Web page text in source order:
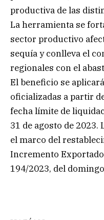
productiva de las
La herramienta se
sector productivo
sequía y conlleva el
regionales con el
El beneficio se
oficializadas a partir
fecha límite de
31 de agosto de 2023.
el marco del
Incremento
194/2023, del